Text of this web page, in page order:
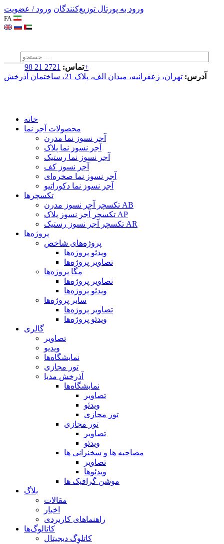
ورود به پورتال توزیع‌کنندگان ورود / عضویت
FA
تماس:2721 21 98+
آدرس: تهران، زعفرانیه، میدان الف، پلاک 21، ساختمان آذرخش
خانه
محصولات آجر نما
آجر نسوز نما مدرن
آجر نسوز نما پلاک
آجر نسوز نما رستیک
آجر نسوز کف
آجر نسوز نما صخره‌ای
آجر نسوز نما دکوراتیو
تکسچرها
تکسچر آجر نسوز مدرن AB
تکسچر آجر نسوز پلاک AP
تکسچر آجر نسوز رستیک AR
پروژه‌ها
پروژه‌های شاخص
ویدئو پروژه‌ها
تصاویر پروژه‌ها
مگا پروژه‌ها
تصاویر پروژه‌ها
ویدئو پروژه‌ها
سایر پروژه‌ها
تصاویر پروژه‌ها
ویدئو پروژه‌ها
گالری
تصاویر
ویدیو
نمایشگاه‌ها
تور مجازی
آذرخش مدیا
نمایشگاه‌ها
تصاویر
ویدئو
تور مجازی
تور مجازی
تصاویر
ویدئو
مصاحبه ها و سخنرانی ها
تصاویر
ویدئوها
موشن گرافیک ها
بلاگ
مقالات
اخبار
راهنماهای کاربردی
کاتالوگ‌ها
کاتلوگ دیجیتال